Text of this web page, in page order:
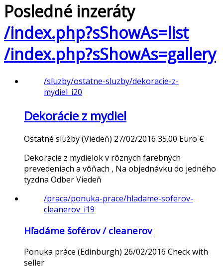
Posledné inzeráty
/index.php?sShowAs=list
/index.php?sShowAs=gallery
/sluzby/ostatne-sluzby/dekoracie-z-
mydiel_i20
Dekorácie z mydiel
Ostatné služby(Viedeň) 27/02/2016 35.00 Euro €
Dekoracie z mydielok v rôznych farebných
prevedeniach a vôňach , Na objednávku do jedného
tyzdna Odber Viedeň
/praca/ponuka-prace/hladame-soferov-
cleanerov_i19
Hľadáme šoférov / cleanerov
Ponuka práce (Edinburgh) 26/02/2016 Check with
seller